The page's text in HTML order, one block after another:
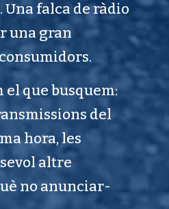
falca de ràdio
una gran
el que busquem:
del
hora, les
altre
no anunciar-